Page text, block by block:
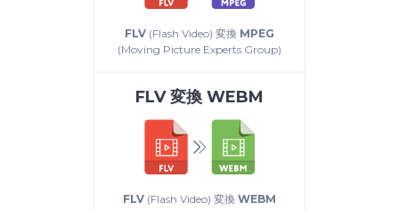
FLV (Flash Video) 変換 MPEG
(Moving Picture Experts Group)
FLV変換 WEBM
FLV (Flash Video) 変換 WEBM